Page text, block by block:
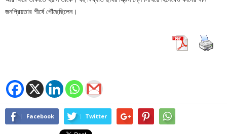
জনপ্রিয়তার শীর্ষে পৌঁছেছিলেন।
Facebook Twitter